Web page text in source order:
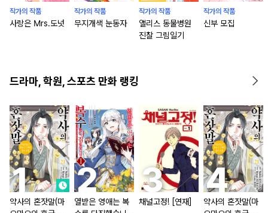
작가의 작품
사랑은 Mrs.도넛
작가의 작품
무지개색 눈동자
작가의 작품
앨리스 동물병원
진찰 그림일기
작가의 작품
신부 모집
드라마, 학원, 스포츠 만화 랭킹
약사의 혼잣말(마
열받은 영애는 복
채널고정! [연재]
약사의 혼잣말(마